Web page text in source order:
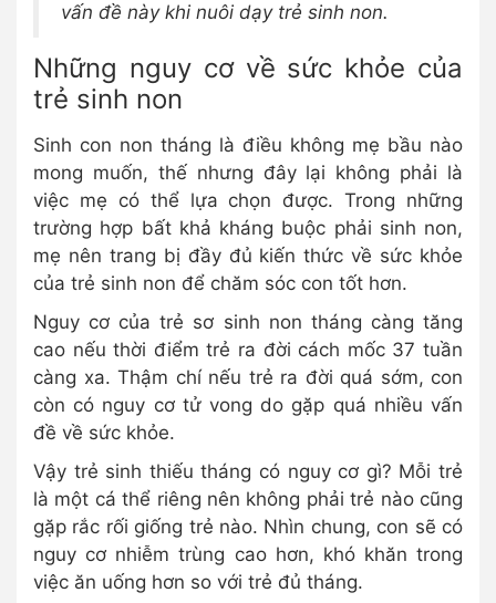
vấn đề này khi nuôi dạy trẻ sinh non.
Những nguy cơ về sức khỏe của
trẻ sinh non
Sinh con non tháng là điều không mẹ bầu nào
mong muốn, thế nhưng đây lại không phải là
việc mẹ có thể lựa chọn được. Trong những
trường hợp bất khả kháng buộc phải sinh non,
mẹ nên trang bị đầy đủ kiến thức về sức khỏe
của trẻ sinh non để chăm sóc con tốt hơn.
Nguy cơ của trẻ sơ sinh non tháng càng tăng
cao nếu thời điểm trẻ ra đời cách mốc 37 tuần
càng xa. Thậm chí nếu trẻ ra đời quá sớm, con
còn có nguy cơ tử vong do gặp quá nhiều vấn
đề về sức khỏe.
Vậy trẻ sinh thiếu tháng có nguy cơ gì? Mỗi trẻ
là một cá thể riêng nên không phải trẻ nào cũng
gặp rắc rối giống trẻ nào. Nhìn chung, con sẽ có
nguy cơ nhiễm trùng cao hơn, khó khăn trong
việc ăn uống hơn so với trẻ đủ tháng.